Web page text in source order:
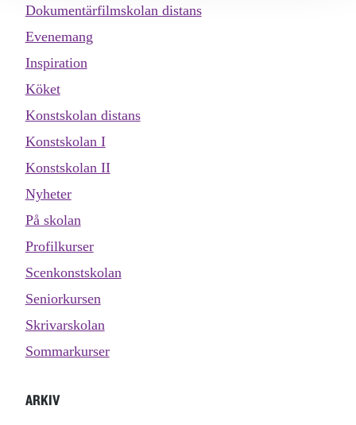
Dokumentärfilmskolan distans
Evenemang
Inspiration
Köket
Konstskolan distans
Konstskolan I
Konstskolan II
Nyheter
På skolan
Profilkurser
Scenkonstskolan
Seniorkursen
Skrivarskolan
Sommarkurser
ARKIV